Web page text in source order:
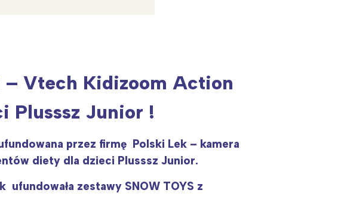
– Vtech Kidizoom Action
Plusssz Junior !
przez firmę Polski Lek – kamera
diety dla dzieci Plusssz Junior.
zestawy SNOW TOYS z
regionu: